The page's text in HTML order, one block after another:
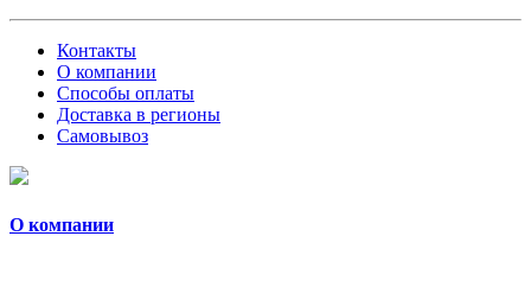
Контакты
О компании
Способы оплаты
Доставка в регионы
Самовывоз
О компании